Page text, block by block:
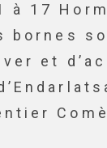
à 17
bornes
et